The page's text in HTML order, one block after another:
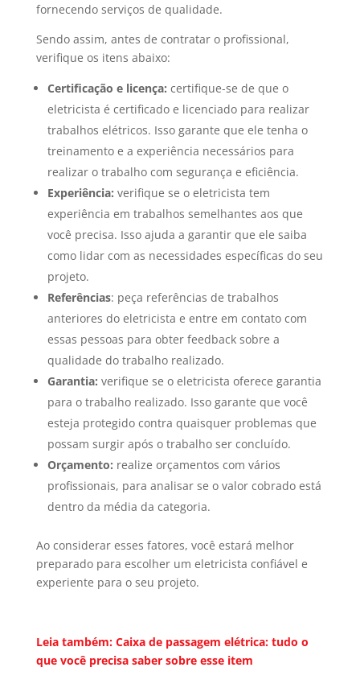
fornecendo serviços de qualidade.
Sendo assim, antes de contratar o profissional,
verifique os itens abaixo:
Certificação e licença: certifique-se de que o
eletricista é certificado e licenciado para realizar
trabalhos elétricos. Isso garante que ele tenha o
treinamento e a experiência necessários para
realizar o trabalho com segurança e eficiência.
Experiência: verifique se o eletricista tem
experiência em trabalhos semelhantes aos que
você precisa. Isso ajuda a garantir que ele saiba
como lidar com as necessidades específicas do seu
projeto.
Referências: peça referências de trabalhos
anteriores do eletricista e entre em contato com
essas pessoas para obter feedback sobre a
qualidade do trabalho realizado.
Garantia: verifique se o eletricista oferece garantia
para o trabalho realizado. Isso garante que você
esteja protegido contra quaisquer problemas que
possam surgir após o trabalho ser concluído.
Orçamento: realize orçamentos com vários
profissionais, para analisar se o valor cobrado está
dentro da média da categoria.
Ao considerar esses fatores, você estará melhor
preparado para escolher um eletricista confiável e
experiente para o seu projeto.
Leia também: Caixa de passagem elétrica: tudo o
que você precisa saber sobre esse item